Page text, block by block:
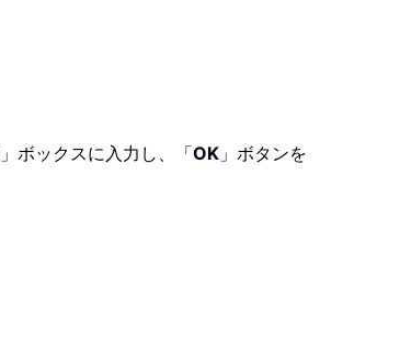
」ボックスに入力し、「OK 」ボタンを